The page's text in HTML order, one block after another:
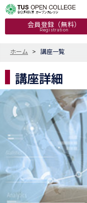
会員登録（無料）
Registration
ホーム 講座一覧
講座詳細